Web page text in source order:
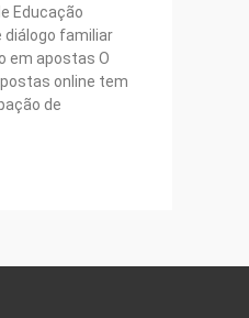
Educação
diálogo familiar
em apostas O
online tem
de